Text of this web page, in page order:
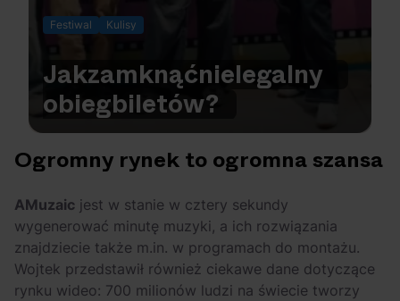
Festiwal Kulisy
Jakzamknąćnielegalny
obiegbiletów?
Ogromny rynek to ogromna szansa
AMuzaic jest w stanie w cztery sekundy
wygenerować minutę muzyki, a ich rozwiązania
znajdziecie także m.in. w programach do montażu.
Wojtek przedstawił również ciekawe dane dotyczące
rynku wideo: 700 milionów ludzi na świecie tworzy